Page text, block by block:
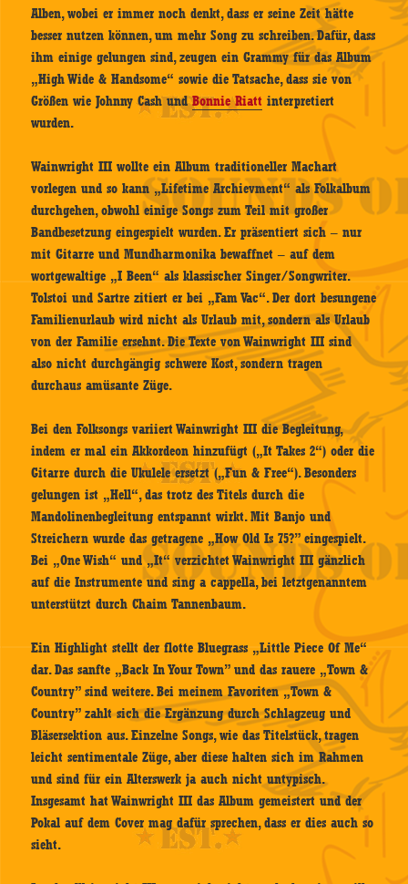
Alben, wobei er immer noch denkt, dass er seine Zeit hätte
besser nutzen können, um mehr Song zu schreiben. Dafür, dass
ihm einige gelungen sind, zeugen ein Grammy für das Album
„High Wide & Handsome“ sowie die Tatsache, dass sie von
Größen wie Johnny Cash undBonnie Riatt interpretiert
wurden.
Wainwright III wollte ein Album traditioneller Machart
vorlegen und so kann „Lifetime Archievment“ als Folkalbum
durchgehen, obwohl einige Songs zum Teil mit großer
Bandbesetzung eingespielt wurden. Er präsentiert sich – nur
mit Gitarre und Mundharmonika bewaffnet – auf dem
wortgewaltige „I Been“ als klassischer Singer/Songwriter.
Tolstoi und Sartre zitiert er bei „Fam Vac“. Der dort besungene
Familienurlaub wird nicht als Urlaub mit, sondern als Urlaub
von der Familie ersehnt. Die Texte von Wainwright III sind
also nicht durchgängig schwere Kost, sondern tragen
durchaus amüsante Züge.
Bei den Folksongs variiert Wainwright III die Begleitung,
indem er mal ein Akkordeon hinzufügt („It Takes 2“) oder die
Gitarre durch die Ukulele ersetzt („Fun & Free“). Besonders
gelungen ist „Hell“, das trotz des Titels durch die
Mandolinenbegleitung entspannt wirkt. Mit Banjo und
Streichern wurde das getragene „How Old Is 75?” eingespielt.
Bei „One Wish“ und „It“ verzichtet Wainwright III gänzlich
auf die Instrumente und sing a cappella, bei letztgenanntem
unterstützt durch Chaim Tannenbaum.
Ein Highlight stellt der flotte Bluegrass „Little Piece Of Me“
dar. Das sanfte „Back In Your Town” und das rauere „Town &
Country” sind weitere. Bei meinem Favoriten „Town &
Country” zahlt sich die Ergänzung durch Schlagzeug und
Bläsersektion aus. Einzelne Songs, wie das Titelstück, tragen
leicht sentimentale Züge, aber diese halten sich im Rahmen
und sind für ein Alterswerk ja auch nicht untypisch.
Insgesamt hat Wainwright III das Album gemeistert und der
Pokal auf dem Cover mag dafür sprechen, dass er dies auch so
sieht.